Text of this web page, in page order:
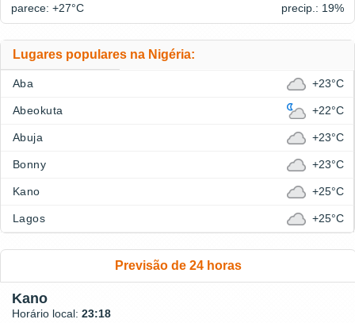
parece: +27°C precip.: 19%
Lugares populares na Nigéria:
Aba +23°C
Abeokuta +22°C
Abuja +23°C
Bonny +23°C
Kano +25°C
Lagos +25°C
Previsão de 24 horas
Kano
Horário local: 23:18